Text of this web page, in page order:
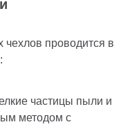
чехлов проводится в
частицы пыли и
методом с